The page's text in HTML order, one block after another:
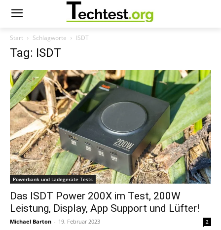
Start Schlagworte ISDT
Tag: ISDT
Powerbank und Ladegeräte Tests
Das ISDT Power 200X im Test, 200W
Leistung, Display, App Support und Lüfter!
Michael Barton - 19. Februar 2023 2